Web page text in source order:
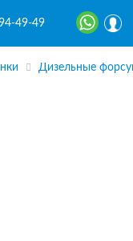
49-49
Дизельные